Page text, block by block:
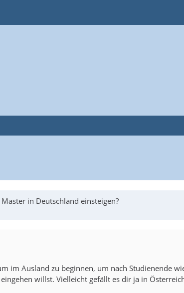
in Deutschland einsteigen?
Ausland zu beginnen, um nach Studienende
willst. Vielleicht gefällt es dir ja in